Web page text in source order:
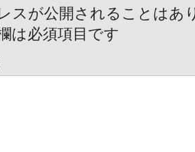
スが公開されることはあ
は必須項目です